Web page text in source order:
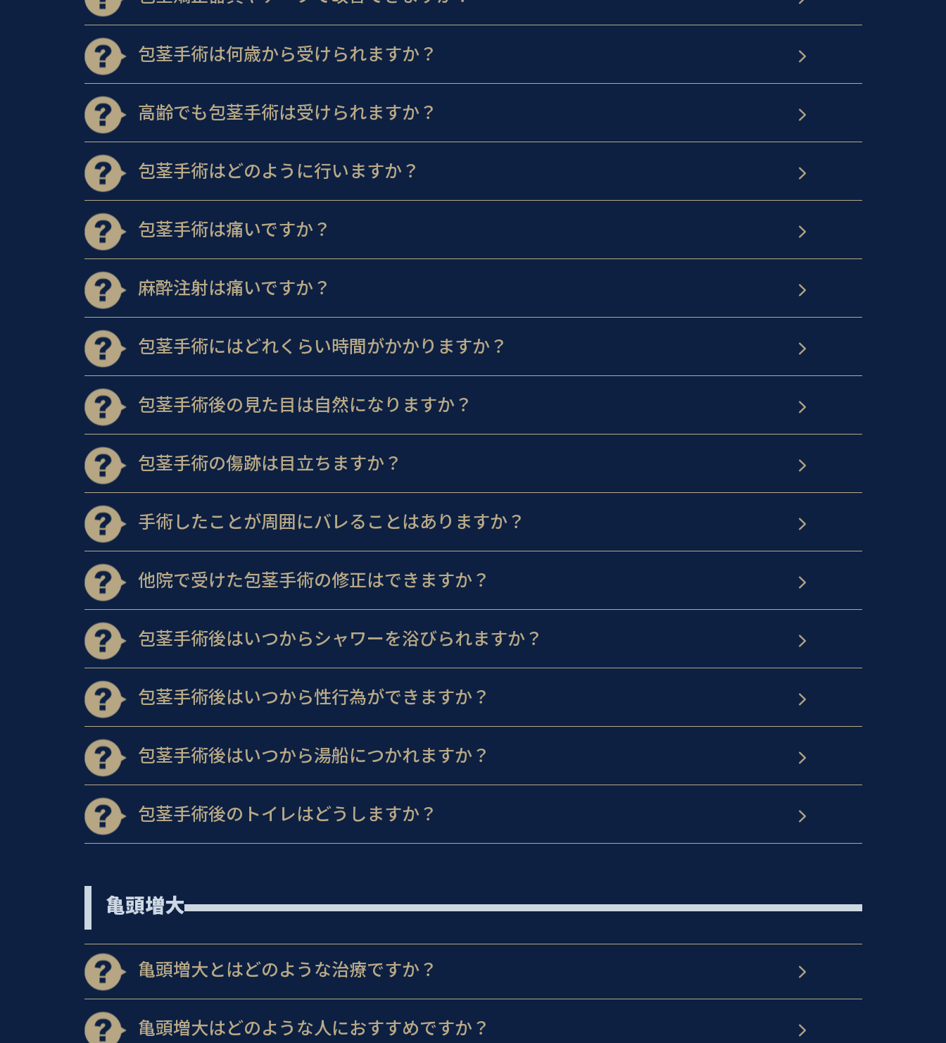
包茎手術は何歳から受けられますか？
高齢でも包茎手術は受けられますか？
包茎手術はどのように行いますか？
包茎手術は痛いですか？
麻酔注射は痛いですか？
包茎手術にはどれくらい時間がかかりますか？
包茎手術後の見た目は自然になりますか？
包茎手術の傷跡は目立ちますか？
手術したことが周囲にバレることはありますか？
他院で受けた包茎手術の修正はできますか？
包茎手術後はいつからシャワーを浴びられますか？
包茎手術後はいつから性行為ができますか？
包茎手術後はいつから湯船につかれますか？
包茎手術後のトイレはどうしますか？
亀頭増大
亀頭増大とはどのような治療ですか？
亀頭増大はどのような人におすすめですか？